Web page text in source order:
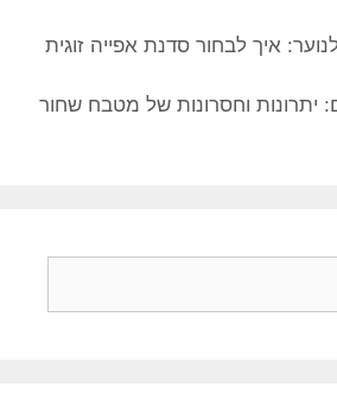
איך לבחור סדנת אפייה זוגית
יתרונות וחסרונות של מטבח שחור